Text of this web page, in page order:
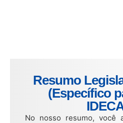
Resumo
(Específico
No nosso resumo, você